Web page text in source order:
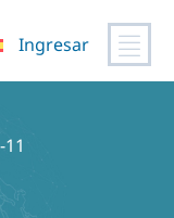
Ingresar